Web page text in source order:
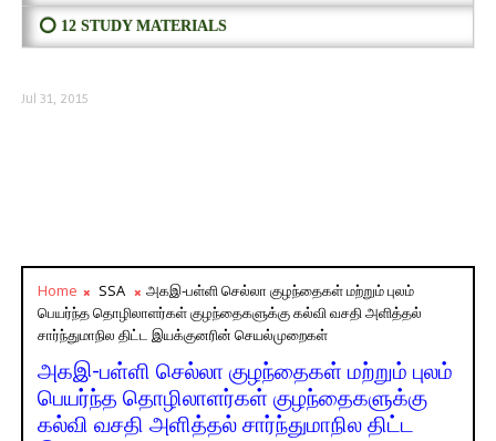
⭕ 12 STUDY MATERIALS
Jul 31, 2015
Home SSA
அகஇ-பள்ளி செல்லா குழந்தைகள் மற்றும் புலம்
பெயர்ந்த தொழிலாளர்கள் குழந்தைகளுக்கு கல்வி வசதி அளித்தல்
சார்ந்துமாநில திட்ட இயக்குனரின் செயல்முறைகள்
அகஇ-பள்ளி செல்லா குழந்தைகள் மற்றும் புலம்
பெயர்ந்த தொழிலாளர்கள் குழந்தைகளுக்கு
கல்வி வசதி அளித்தல் சார்ந்துமாநில திட்ட